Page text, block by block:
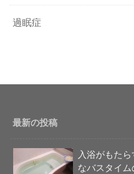
過眠症
最新の投稿
入浴がもた
なバスタイ